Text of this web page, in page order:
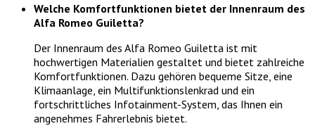
Welche Komfortfunktionen bietet der Innenraum des
Alfa Romeo Guiletta?
Der Innenraum des Alfa Romeo Guiletta ist mit
hochwertigen Materialien gestaltet und bietet zahlreiche
Komfortfunktionen. Dazu gehören bequeme Sitze, eine
Klimaanlage, ein Multifunktionslenkrad und ein
fortschrittliches Infotainment-System, das Ihnen ein
angenehmes Fahrerlebnis bietet.